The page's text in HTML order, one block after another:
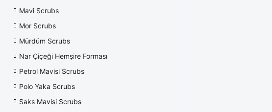
Mavi Scrubs
Mor Scrubs
Mürdüm Scrubs
Nar Çiçeği Hemşire Forması
Petrol Mavisi Scrubs
Polo Yaka Scrubs
Saks Mavisi Scrubs